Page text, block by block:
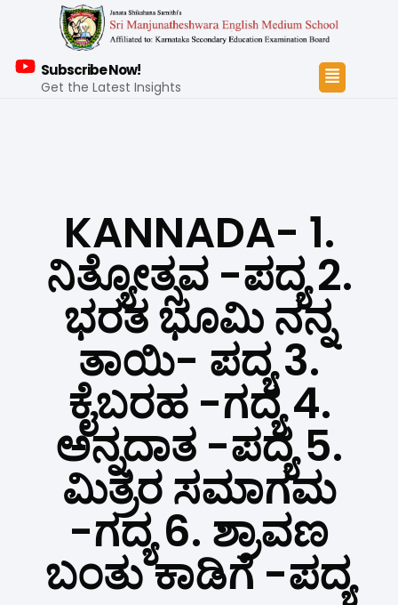
Subscribe Now!
Get the Latest Insights
KANNADA- 1.
ನಿತ್ಯೋತ್ಸವ -ಪದ್ಯ 2.
ಭರತ ಭೂಮಿ ನನ್ನ
ತಾಯಿ- ಪದ್ಯ 3.
ಕೈಬರಹ -ಗದ್ಯ 4.
ಅನ್ನದಾತ -ಪದ್ಯ 5.
ಮಿತ್ರರ ಸಮಾಗಮ
-ಗದ್ಯ 6. ಶ್ರಾವಣ
ಬಂತು ಕಾಡಿಗೆ -ಪದ್ಯ